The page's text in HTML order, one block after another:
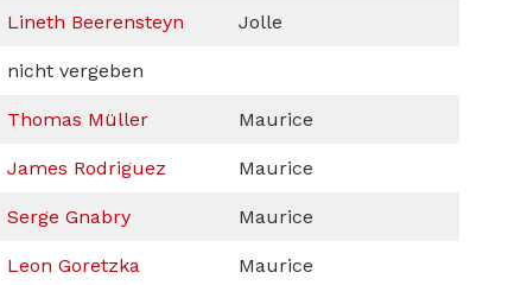
Lineth Beerensteyn Jolle
nicht vergeben
Thomas Müller Maurice
James Rodriguez Maurice
Serge Gnabry Maurice
Leon Goretzka Maurice